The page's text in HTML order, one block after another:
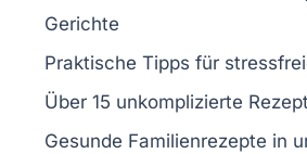
Gerichte
Praktische Tipps für
Über 15 unkomplizierte
Gesunde Familienrezepte in